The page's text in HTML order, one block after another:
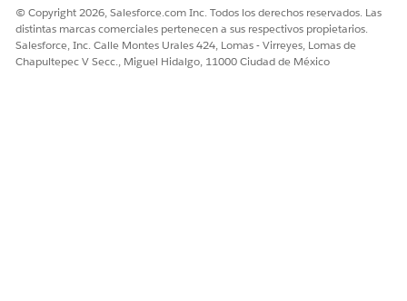
© Copyright 2026, Salesforce.com Inc. Todos los derechos reservados. Las
distintas marcas comerciales pertenecen a sus respectivos propietarios.
Salesforce, Inc. Calle Montes Urales 424, Lomas - Virreyes, Lomas de
Chapultepec V Secc., Miguel Hidalgo, 11000 Ciudad de México